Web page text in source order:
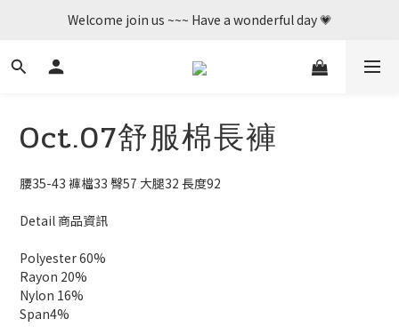
Welcome join us ~~~ Have a wonderful day 💗
Welcome join us ~~~ Have a wonderful day 💗
歡迎加入    新辦會員可享50購物金💛
Oct.07舒服棉長褲
腰35-43 褲檔33 臀57 大腿32 長度92
Detail 商品資訊
Polyester 60%
Rayon 20%
Nylon 16%
Span4%